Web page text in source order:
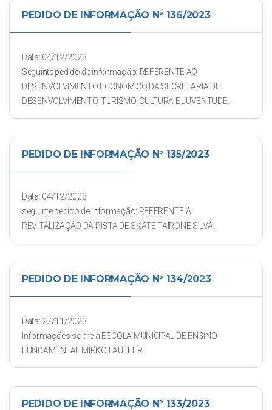
PEDIDO DE INFORMAÇÃO N° 136/2023
Data: 04/12/2023
Seguinte pedido de informação: REFERENTE AO
DESENVOLVIMENTO ECONÓMICO DA SECRETARIA DE
DESENVOLVIMENTO, TURISMO, CULTURA E JUVENTUDE.
PEDIDO DE INFORMAÇÃO N° 135/2023
Data: 04/12/2023
seguinte pedido de informação: REFERENTE A
REVITALIZAÇÃO DA PISTA DE SKATE TAIRONE SILVA.
PEDIDO DE INFORMAÇÃO N° 134/2023
Data: 27/11/2023
Informações sobre a ESCOLA MUNICIPAL DE ENSINO
FUNDAMENTAL MIRKO LAUFFER:
PEDIDO DE INFORMAÇÃO N° 133/2023